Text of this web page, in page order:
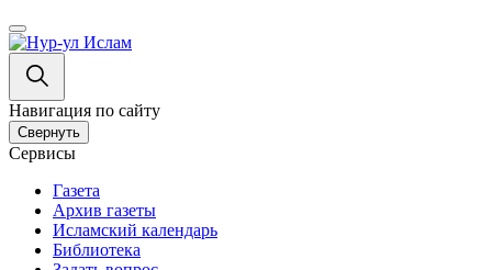
Навигация по сайту
Свернуть
Сервисы
Газета
Архив газеты
Исламский календарь
Библиотека